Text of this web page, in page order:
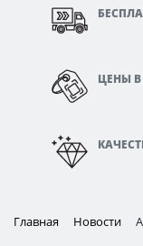
ЦЕНЫ
Главная Новости